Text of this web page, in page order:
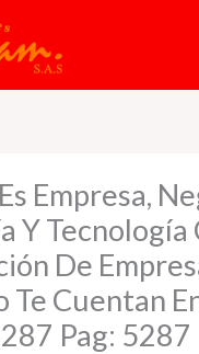
Empresa,
Y Tecnología
De
Te Cuentan
Pag: 5287